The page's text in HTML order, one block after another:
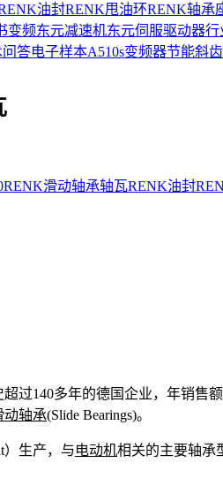
油封RENK甩油环RENK轴承
变频东元减速机东元伺服驱动器行
答电子样本A510s变频器节能斜
RENK滑动轴承轴瓦RENK油封
过140多年的德国企业，年销
动轴承(Slide Bearings)。
）生产，与电动机相关的主要轴承